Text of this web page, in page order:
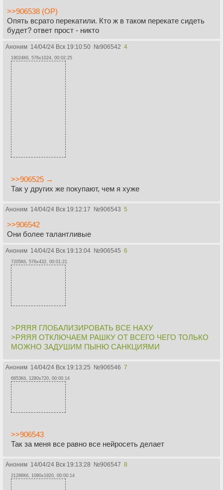
>>906538 (OP)
Опять всрато перекатили. Кто ж в таком перекате сидеть
будет? ответ прост - никто
Аноним 14/04/24 Вск 19:10:50 №906542 4
19024Кб, 576x1024, 00:02:25
>>906525 →
Так у других же покупают, чем я хуже
Аноним 14/04/24 Вск 19:12:17 №906543 5
>>906542
Они более талантливые
Аноним 14/04/24 Вск 19:13:04 №906545 6
7205Кб, 576x432, 00:01:21
>РЯЯЯ ГЛОБАЛИЗИРОВАТЬ ВСЕ НАХУ
>РЯЯЯ ОТКЛЮЧАЕМ РАШКУ ОТ ВСЕГО ЧЕГО ТОЛЬКО
МОЖНО ЗАДУШИМ ПЫНЮ САНКЦИЯМИ
Аноним 14/04/24 Вск 19:13:25 №906546 7
6853Кб, 1280x720, 00:00:14
>>906543
Так за меня все равно все нейросеть делает
Аноним 14/04/24 Вск 19:13:28 №906547 8
21286Кб, 1080x1920, 00:00:14